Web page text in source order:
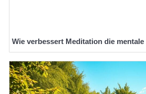
Wie verbessert Meditation die